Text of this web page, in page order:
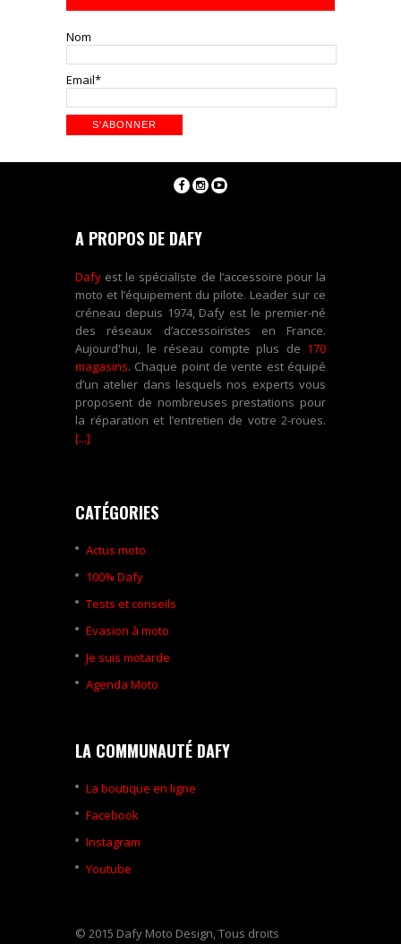
Nom
Email*
A PROPOS DE DAFY
Dafy est le spécialiste de l’accessoire pour la
moto et l’équipement du pilote. Leader sur ce
créneau depuis 1974, Dafy est le premier-né
des réseaux d’accessoiristes en France.
Aujourd'hui, le réseau compte plus de 170
magasins. Chaque point de vente est équipé
d’un atelier dans lesquels nos experts vous
proposent de nombreuses prestations pour
la réparation et l’entretien de votre 2-roues.
[...]
CATÉGORIES
Actus moto
100% Dafy
Tests et conseils
Evasion à moto
Je suis motarde
Agenda Moto
LA COMMUNAUTÉ DAFY
La boutique en ligne
Facebook
Instagram
Youtube
© 2015 Dafy Moto Design, Tous droits